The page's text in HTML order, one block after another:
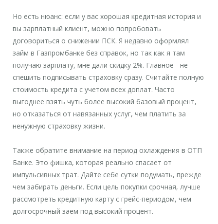
Но есть нюанс: если у вас хорошая кредитная история и
вы зарплатный клиент, можно попробовать
договориться о снижении ПСК. Я недавно оформлял
займ в Газпромбанке без справок, но так как я там
получаю зарплату, мне дали скидку 2%. Главное - не
спешить подписывать страховку сразу. Считайте полную
стоимость кредита с учетом всех доплат. Часто
выгоднее взять чуть более высокий базовый процент,
но отказаться от навязанных услуг, чем платить за
ненужную страховку жизни.
Также обратите внимание на период охлаждения в ОТП
Банке. Это фишка, которая реально спасает от
импульсивных трат. Дайте себе сутки подумать, прежде
чем забирать деньги. Если цель покупки срочная, лучше
рассмотреть кредитную карту с грейс-периодом, чем
долгосрочный заем под высокий процент.